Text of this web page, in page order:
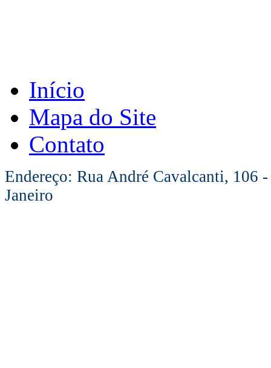
Início
Mapa do Site
Contato
Endereço: Rua André Cavalcanti, 106
Janeiro